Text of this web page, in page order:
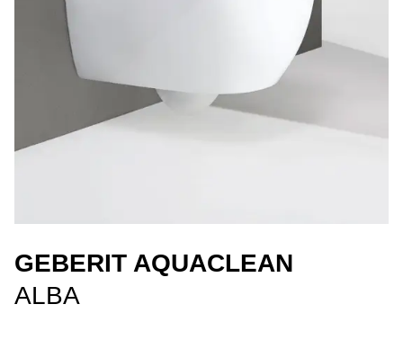
GEBERIT AQUACLEAN
ALBA